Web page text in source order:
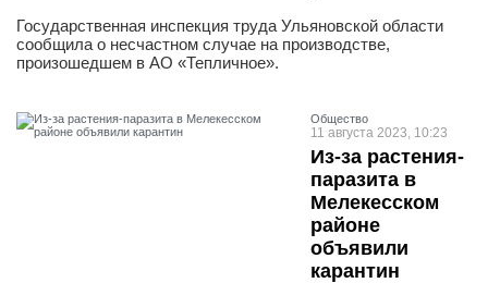
Государственная инспекция труда Ульяновской области
сообщила о несчастном случае на производстве,
произошедшем в АО «Тепличное».
Общество
11 августа 2023, 10:23
Из-за растения-
паразита в
Мелекесском
районе
объявили
карантин